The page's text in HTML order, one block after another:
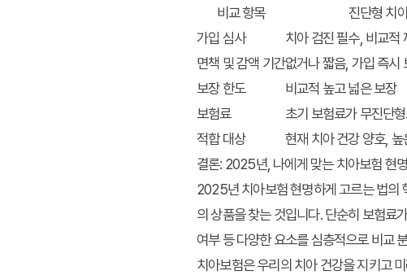
비교 항목
진단형 치
가입 심사
치아 검진 필수, 비교적
면책 및 감액 기간없거나 짧음, 가입 즉시
보장 한도
비교적 높고 넓은 보장
보험료
초기 보험료가 무진단
적합 대상
현재 치아 건강 양호,
결론: 2025년, 나에게 맞는 치아보험 현
2025년 치아보험 현명하게 고르는 법의
의 상품을 찾는 것입니다. 단순히 보험료
여부 등 다양한 요소를 심층적으로 비교
치아보험은 우리의 치아 건강을 지키고